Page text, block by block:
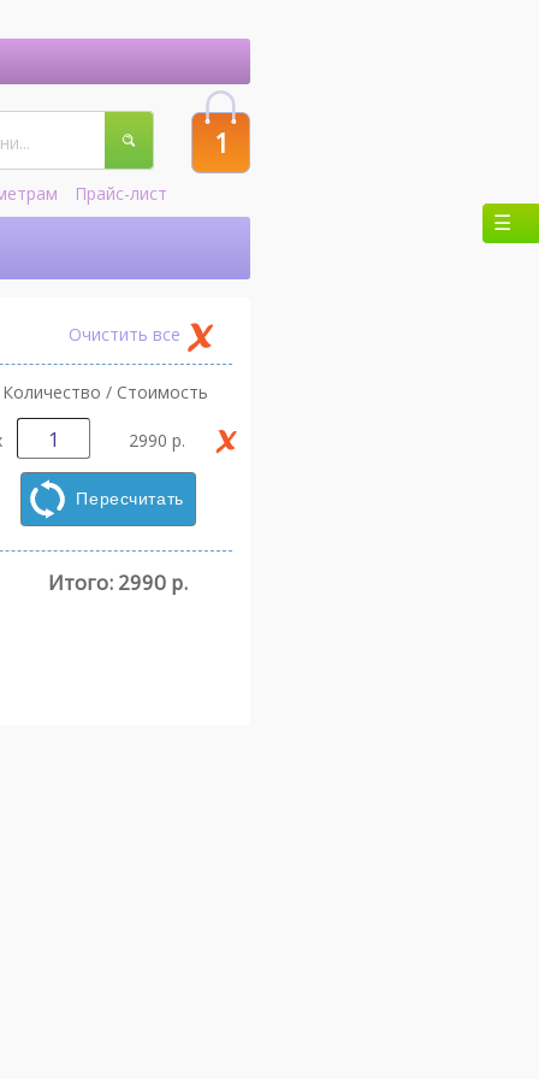
Прайс-лист
1
Очистить все
Количество / Стоимость
2990 р.
Пересчитать
Итого: 2990 р.